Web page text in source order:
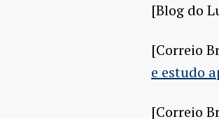
[Blog do
[Correio
e estudo
[Correio